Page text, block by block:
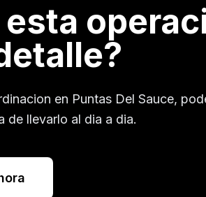
en Puntas Del Sauce,
de llevarlo al dia a dia.